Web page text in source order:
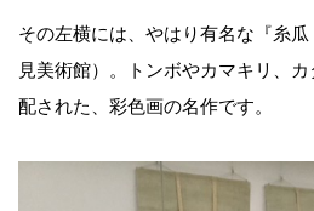
その左横には、やはり有名な『糸
見美術館）。トンボやカマキリ、
配された、彩色画の名作です。